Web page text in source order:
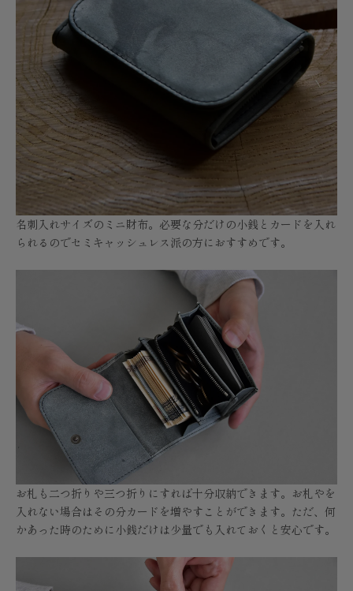
名刺入れサイズのミニ財布。必要な分だけの小銭とカードを入れ
られるのでセミキャッシュレス派の方におすすめです。
お札も二つ折りや三つ折りにすれば十分収納できます。お札やを
入れない場合はその分カードを増やすことができます。ただ、何
かあった時のために小銭だけは少量でも入れておくと安心です。